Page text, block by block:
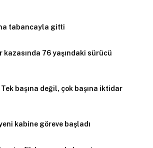
tabancayla gitti
kazasında 76 yaşındaki sürücü
başına değil, çok başına iktidar
kabine göreve başladı